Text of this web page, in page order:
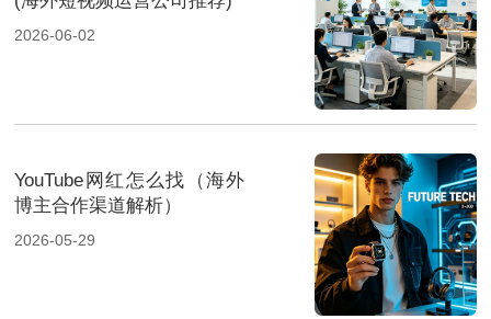
2026-06-02
YouTube网红怎么找（海外
博主合作渠道解析）
2026-05-29